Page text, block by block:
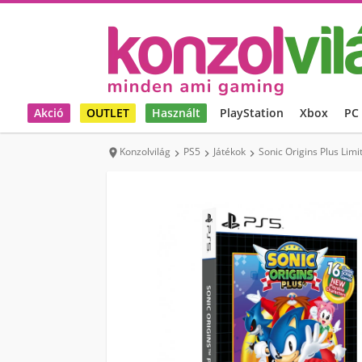
Akció OUTLET Használt PlayStation Xbox PC
 Konzolvilág  PS5 Játékok  Sonic Origins Plus